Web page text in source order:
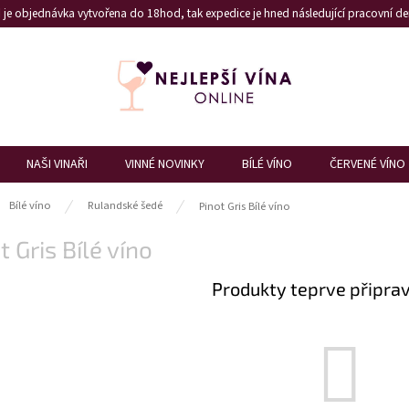
objednávka vytvořena do 18hod, tak expedice je hned následující pracovní
NAŠI VINAŘI VINNÉ NOVINKY BÍLÉ VÍNO ČERVENÉ VÍNO
Bílé víno Rulandské šedé Pinot Gris Bílé víno
Gris Bílé víno
Produkty teprve